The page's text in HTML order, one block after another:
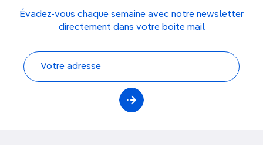
Évadez-vous chaque semaine avec notre newsletter
directement dans votre boite mail